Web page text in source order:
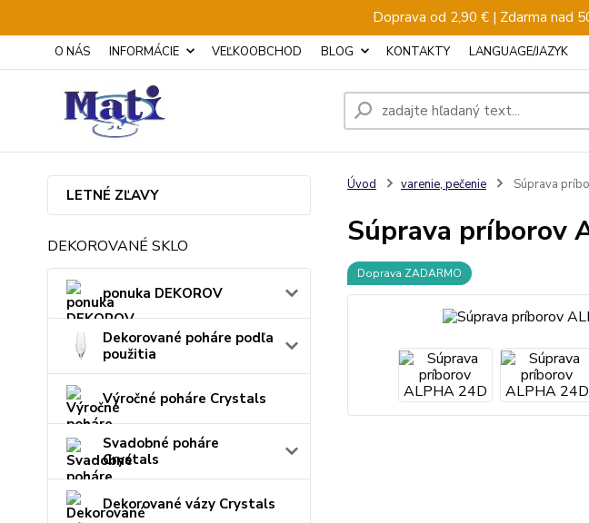
Doprava od 2,90 € | Zdarma nad
O NÁS INFORMÁCIE VEĽKOOBCHOD BLOG KONTAKTY LANGUAGE/JAZYK
LETNÉ ZĽAVY
DEKOROVANÉ SKLO
ponuka DEKOROV
Dekorované poháre podľa
použitia
Výročné poháre Crystals
Svadobné poháre
Crystals
Dekorované vázy Crystals
Úvod varenie, pečenie Súprava
Súprava príborov
Doprava ZADARMO